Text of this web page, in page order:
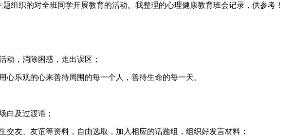
组织的对全班同学开展教育的活动。我整理的心理健康教育班会记录，供参考！
动，消除困惑，走出误区；
心乐观的心来善待周围的每一个人，善待生命的每一天。
白及过渡语；
交友、友谊等资料，自由选取，加入相应的话题组，组织好发言材料；